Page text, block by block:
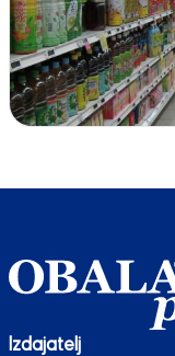
Izdajatelj